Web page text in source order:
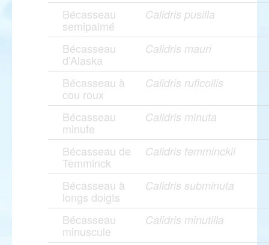
Bécasseau
semipalmé
Calidris pusilla
Bécasseau
d'Alaska
Calidris mauri
Bécasseau à
cou roux
Calidris ruficollis
Bécasseau
minute
Calidris minuta
Bécasseau de
Temminck
Calidris temminckii
Bécasseau à
longs doigts
Calidris subminuta
Bécasseau
minuscule
Calidris minutilla